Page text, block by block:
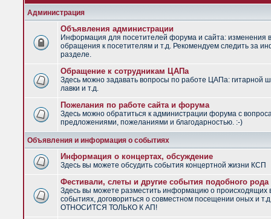
Администрация
Объявления администрации
Информация для посетителей форума и сайта: изменения
обращения к посетителям и т.д. Рекомендуем следить за
разделе.
Обращение к сотрудникам ЦАПа
Здесь можно задавать вопросы по работе ЦАПа: гитарной
лавки и т.д.
Пожелания по работе сайта и форума
Здесь можно обратиться к администрации форума с
предложениями, пожеланиями и благодарностью. :-)
Объявления и информация о событиях
Информация о концертах, обсуждение
Здесь вы можете обсудить события концертной жизни КСП
Фестивали, слеты и другие события подобного рода
Здесь вы можете разместить информацию о
событиях, договориться о совместном посещении оных и
ОТНОСИТСЯ ТОЛЬКО К АП!